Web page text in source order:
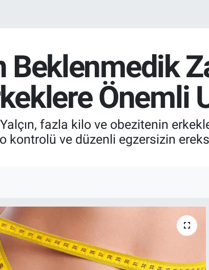
Beklenmedik
Önemli
fazla kilo ve obezitenin
kontrolü ve düzenli egzersizin